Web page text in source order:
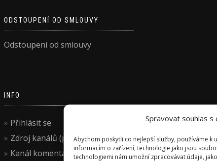
Spravovat souhlas s
Abychom poskytli co nejlepší služby, používáme k
informacím o zařízení, technologie jako jsou
technologiemi nám umožní zpracovávat údaje,
ODSTOUPENÍ OD SMLOUVY
Odstoupení od smlouvy
INFO
Přihlásit se
Zdroj kanálů (příspěvky)
Kanál komentářů